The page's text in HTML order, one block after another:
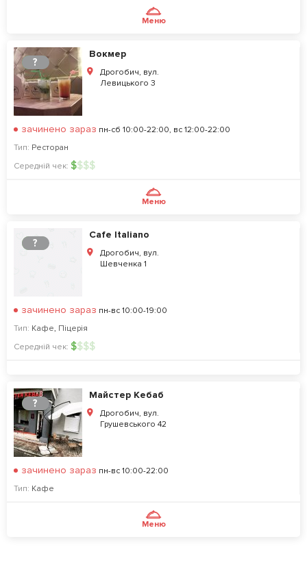
Меню
?
Вокмер
Дрогобич, вул.
Левицького 3
зачинено зараз пн-сб 10:00-22:00, вс 12:00-22:00
Тип: Ресторан
Середній чек: $$$$
Меню
?
Cafe Italiano
Дрогобич, вул.
Шевченка 1
зачинено зараз пн-вс 10:00-19:00
Тип: Кафе, Піцерія
Середній чек: $$$$
?
Майстер Кебаб
Дрогобич, вул.
Грушевського 42
зачинено зараз пн-вс 10:00-22:00
Тип: Кафе
Меню